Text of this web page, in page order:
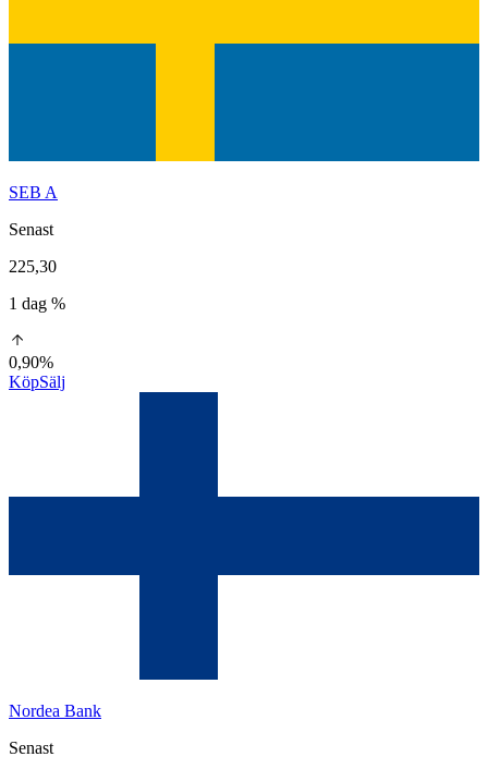
SEB A
Senast
225,30
1 dag %
0,90%
KöpSälj
Nordea Bank
Senast